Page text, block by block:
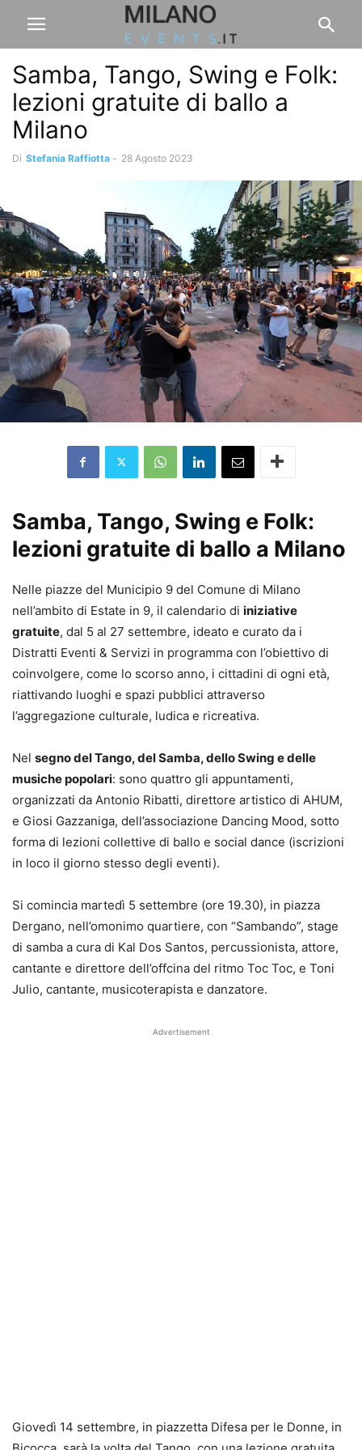
Samba, Tango, Swing e Folk:
lezioni gratuite di ballo a
Milano
Di Stefania Raffiotta - 28 Agosto 2023
Samba, Tango, Swing e Folk:
lezioni gratuite di ballo a Milano
Nelle piazze del Municipio 9 del Comune di Milano
nell’ambito di Estate in 9, il calendario di iniziative
gratuite, dal 5 al 27 settembre, ideato e curato da i
Distratti Eventi & Servizi in programma con l’obiettivo di
coinvolgere, come lo scorso anno, i cittadini di ogni età,
riattivando luoghi e spazi pubblici attraverso
l’aggregazione culturale, ludica e ricreativa.
Nel segno del Tango, del Samba, dello Swing e delle
musiche popolari: sono quattro gli appuntamenti,
organizzati da Antonio Ribatti, direttore artistico di AHUM,
e Giosi Gazzaniga, dell’associazione Dancing Mood, sotto
forma di lezioni collettive di ballo e social dance (iscrizioni
in loco il giorno stesso degli eventi).
Si comincia martedì 5 settembre (ore 19.30), in piazza
Dergano, nell’omonimo quartiere, con “Sambando”, stage
di samba a cura di Kal Dos Santos, percussionista, attore,
cantante e direttore dell’offcina del ritmo Toc Toc, e Toni
Julio, cantante, musicoterapista e danzatore.
Advertisement
Giovedì 14 settembre, in piazzetta Difesa per le Donne, in